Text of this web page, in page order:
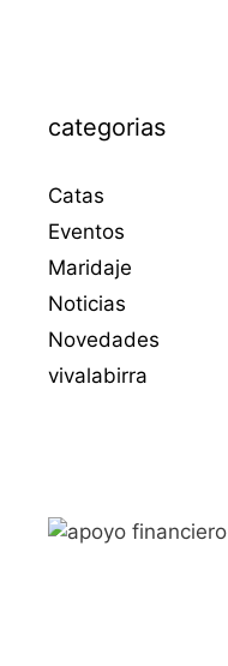
categorias
Catas
Eventos
Maridaje
Noticias
Novedades
vivalabirra